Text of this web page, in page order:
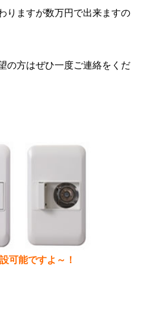
りますが数万円で出来ますの
の方はぜひ一度ご連絡をくだ
可能ですよ～！